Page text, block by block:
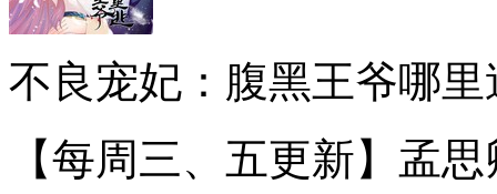
不良宠妃：腹黑王爷哪里
【每周三、五更新】孟